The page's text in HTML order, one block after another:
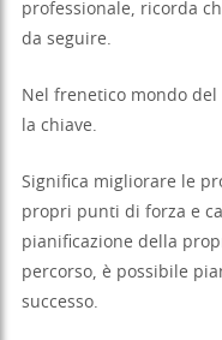
professionale, ricorda
da seguire.
Nel frenetico mondo del
la chiave.
Significa migliorare le
propri punti di forza e
pianificazione della
percorso, è possibile
successo.